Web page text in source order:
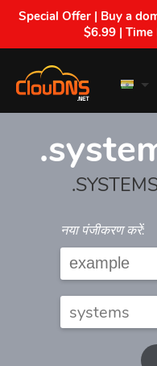
Special Offer | Buy a
$6.99 | Time
नया पंजीकरण करें: